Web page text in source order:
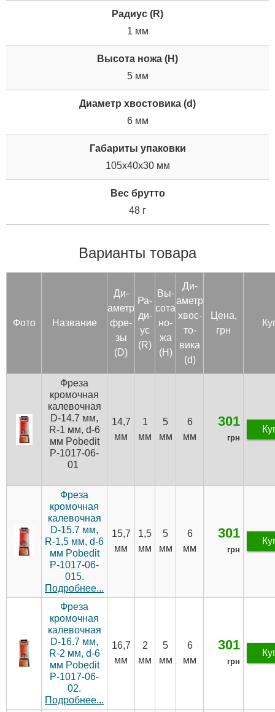
Радиус (R)
1 мм
Высота ножа (H)
5 мм
Диаметр хвостовика (d)
6 мм
Габариты упаковки
105x40x30 мм
Вес брутто
48 г
Варианты товара
Фото Название
Ди­
аметр
фре­
зы
(D)
Ра­
ди­
ус
(R)
Вы­
сота
но­
жа
(H)
Ди­
аметр
хвос­
то­
вика
(d)
Цена,
грн
Фреза
кромочная
калевочная
D-14.7 мм,
R-1 мм, d-6
мм Pobedit
P-1017-06-
01
14,7
мм
1
мм
5
мм
6
мм
301
грн
Фреза
кромочная
калевочная
D-15.7 мм,
R-1,5 мм, d-6
мм Pobedit
P-1017-06-
015.
Подробнее...
15,7
мм
1,5
мм
5
мм
6
мм
301
грн
Фреза
кромочная
калевочная
D-16.7 мм,
R-2 мм, d-6
мм Pobedit
P-1017-06-
02.
Подробнее...
16,7
мм
2
мм
5
мм
6
мм
301
грн